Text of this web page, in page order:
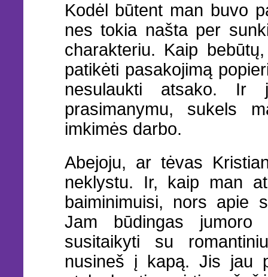
Kodėl būtent man buvo
nes tokia našta per
charakteriu. Kaip
patikėti pasakojimą
nesulaukti atsako.
prasimanymu, sukels
imkimės darbo.
Abejoju, ar tėvas
neklystu. Ir, kaip man
baiminimuisi, nors apie
Jam būdingas jumoro
susitaikyti su
nusineš į kapą. Jis jau